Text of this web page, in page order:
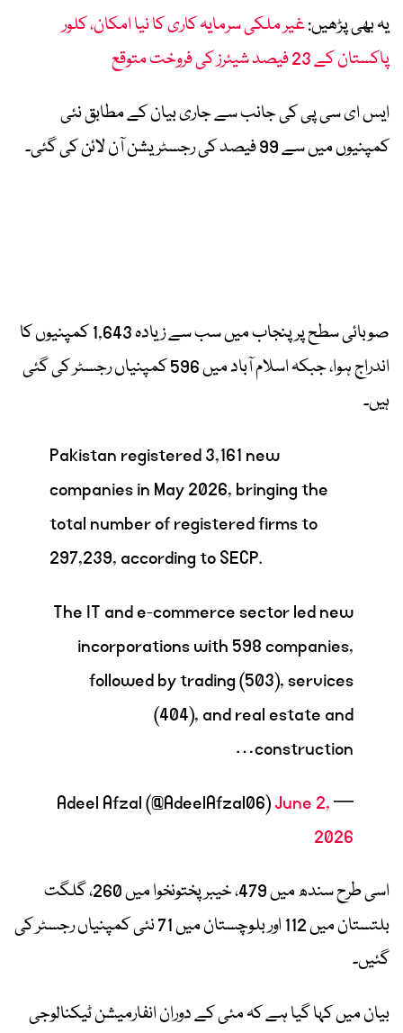
یہ بھی پڑھیں:غیر ملکی سرمایہ کاری کا نیا امکان، کلور
پاکستان کے 23 فیصد شیئرز کی فروخت متوقع
ایس ای سی پی کی جانب سے جاری بیان کے مطابق نئی
کمپنیوں میں سے 99 فیصد کی رجسٹریشن آن لائن کی گئی۔
صوبائی سطح پر پنجاب میں سب سے زیادہ 1,643 کمپنیوں کا
اندراج ہوا، جبکہ اسلام آباد میں 596 کمپنیاں رجسٹر کی گئی
ہیں۔
Pakistan registered 3,161 new
companies in May 2026, bringing the
total number of registered firms to
297,239, according to SECP.
The IT and e-commerce sector led new
incorporations with 598 companies,
followed by trading (503), services
(404), and real estate and
construction…
— Adeel Afzal (@AdeelAfzal06)
June 2,
2026
اسی طرح سندھ میں 479، خیبرپختونخوا میں 260، گلگت
بلتستان میں 112 اور بلوچستان میں 71 نئی کمپنیاں رجسٹر کی
گئیں۔
بیان میں کہا گیا ہے کہ مئی کے دوران انفارمیشن ٹیکنالوجی